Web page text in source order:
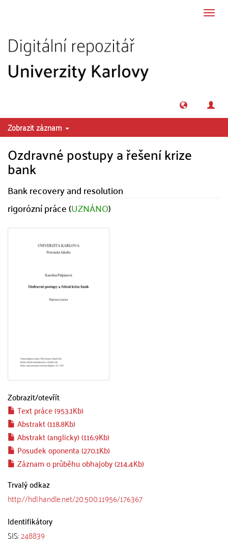
Zobrazit záznam
Ozdravné postupy a řešení krize
bank
Bank recovery and resolution
rigorózní práce (UZNÁNO)
Zobrazit/otevřít
Text práce (953.1Kb)
Abstrakt (118.8Kb)
Abstrakt (anglicky) (116.9Kb)
Posudek oponenta (270.1Kb)
Záznam o průběhu obhajoby (214.4Kb)
Trvalý odkaz
http://hdl.handle.net/20.500.11956/176367
Identifikátory
SIS:248839